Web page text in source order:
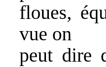
floues,
vue on
peut dire